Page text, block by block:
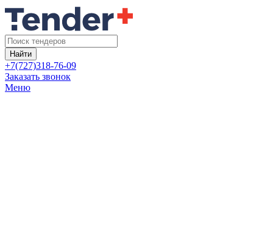
Найти
+7(727)318-76-09
Заказать звонок
Меню